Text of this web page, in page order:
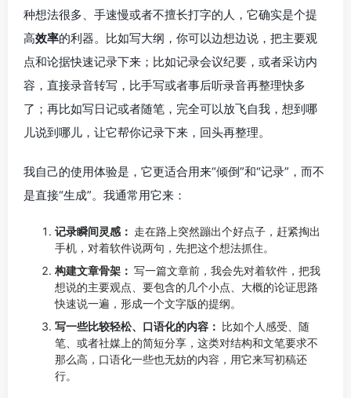
种想法很多、手速慢或者不擅长打字的人，它确实是个提
高效率的利器。比如写大纲，你可以边想边说，把主要观
点和论据快速记录下来；比如记录会议纪要，或者采访内
容，直接录音转写，比手写或者事后听录音再整理快多
了；再比如写日记或者随笔，完全可以放飞自我，想到哪
儿说到哪儿，让它帮你记录下来，回头再整理。
我自己的使用体验是，它更适合用来“倾倒”和“记录”，而不
是直接“生成”。我通常用它来：
记录瞬间灵感： 走在路上突然蹦出个好点子，赶紧掏出
手机，对着软件说两句，先把这个想法抓住。
构建文章骨架： 写一篇文章前，我会先对着软件，把我
想说的主要观点、要包含的几个小点、大概的论证思路
快速说一遍，形成一个文字版的提纲。
写一些比较轻松、口语化的内容： 比如个人感受、随
笔、或者社媒上的简短分享，这类对结构和文笔要求不
那么高，口语化一些也无妨的内容，用它来写初稿还
行。